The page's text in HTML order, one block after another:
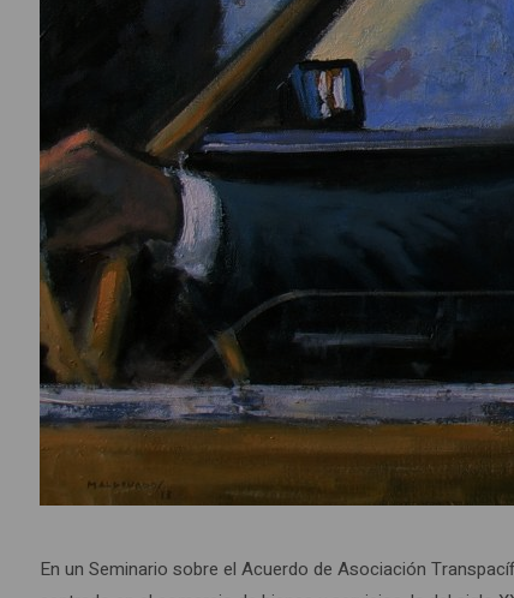
En un Seminario sobre el Acuerdo de Asociación